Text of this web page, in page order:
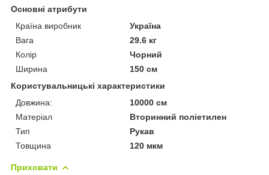
Основні атрибути
Країна виробник
Україна
Вага
29.6 кг
Колір
Чорний
Ширина
150 см
Користувальницькі характеристики
Довжина:
10000 см
Матеріал
Вторинний поліетилен
Тип
Рукав
Товщина
120 мкм
Приховати